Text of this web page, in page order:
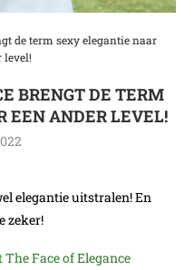
de term sexy elegantie naar
level!
BRENGT DE TERM
EEN ANDER LEVEL!
elegantie uitstralen! En
zeker!
Face of Elegance